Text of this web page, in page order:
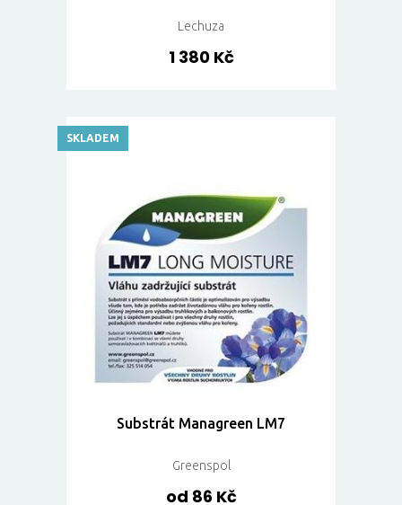
Lechuza
1 380 Kč
Substrát Managreen LM7
Greenspol
od 86 Kč
SKLADEM